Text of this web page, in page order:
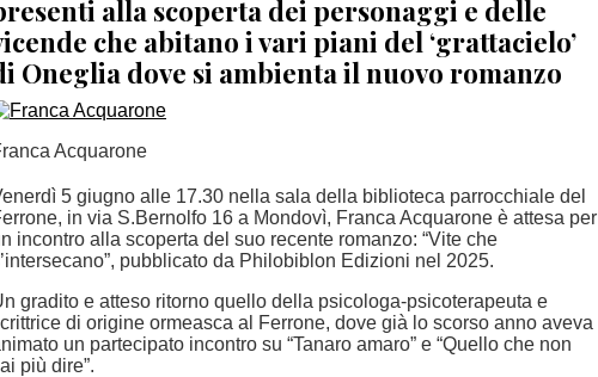
alla scoperta dei personaggi e delle
che abitano i vari piani del ‘grattacielo’
Oneglia dove si ambienta il nuovo romanzo
Acquarone
5 giugno alle 17.30 nella sala della biblioteca parrocchiale del
in via S.Bernolfo 16 a Mondovì, Franca Acquarone è attesa per
incontro alla scoperta del suo recente romanzo: “Vite che
pubblicato da Philobiblon Edizioni nel 2025.
gradito e atteso ritorno quello della psicologa-psicoterapeuta e
di origine ormeasca al Ferrone, dove già lo scorso anno aveva
un partecipato incontro su “Tanaro amaro” e “Quello che non
più dire”.